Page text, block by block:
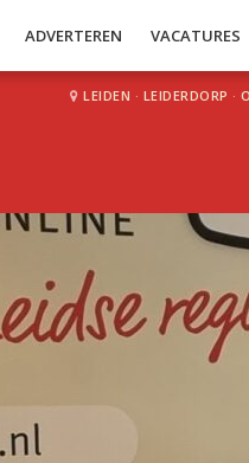
ADVERTEREN VACATURES
LEIDEN · LEIDERDORP ·